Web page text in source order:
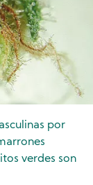
por
verdes son